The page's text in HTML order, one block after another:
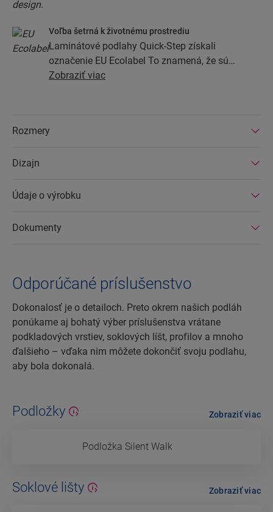
Voľba šetrná k životnému prostrediu
Laminátové podlahy Quick-Step získali
označenie EU Ecolabel To znamená, že sú
vyrobené z najmenej 80 % trvalo udržateľného
laminátové podlahy Quick-Step veľmi dlhú
Zobraziť viac
Rozmery
Dizajn
Údaje o výrobku
Dokumenty
Odporúčané príslušenstvo
Dokonalosť je o detailoch. Preto okrem našich podláh
ponúkame aj bohatý výber príslušenstva vrátane
podkladových vrstiev, soklových líšt, profilov a mnoho
ďalšieho – vďaka nim môžete dokončiť svoju podlahu,
aby bola dokonalá.
Podložky
Podložka Silent Walk
Zobraziť viac
Soklové lišty Zobraziť viac